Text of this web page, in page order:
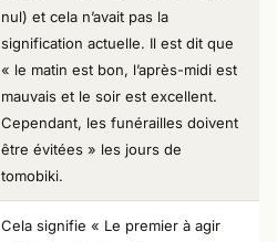
nul) et cela n’avait pas la
signification actuelle. Il est dit que
« le matin est bon, l’après-midi est
mauvais et le soir est excellent.
Cependant, les funérailles doivent
être évitées » les jours de
tomobiki.
Cela signifie « Le premier à agir